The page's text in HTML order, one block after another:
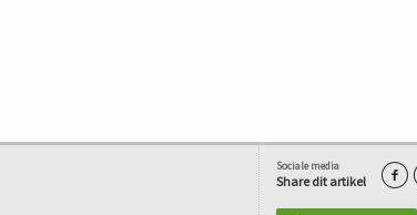
Sociale media
Share dit artikel 